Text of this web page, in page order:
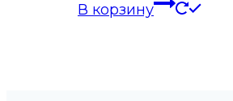
В корзину